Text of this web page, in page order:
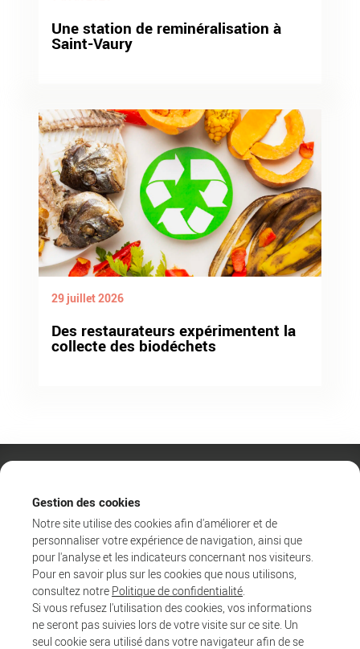
Gestion des cookies
Notre site utilise des cookies afin d'améliorer et de
personnaliser votre expérience de navigation, ainsi que
pour l'analyse et les indicateurs concernant nos visiteurs.
Pour en savoir plus sur les cookies que nous utilisons,
consultez notre Politique de confidentialité
Si vous refusez l'utilisation des cookies, vos informations
ne seront pas suivies lors de votre visite sur ce site. Un
seul cookie sera utilisé dans votre navigateur afin de se
Une station de reminéralisation à
Saint-Vaury
29 juillet 2026
Des restaurateurs expérimentent la
collecte des biodéchets
Agglo